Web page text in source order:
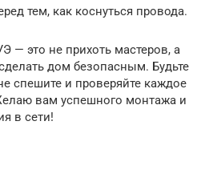
тем, как коснуться провода.
— это не прихоть мастеров, а
дом безопасным. Будьте
спешите и проверяйте каждое
вам успешного монтажа и
в сети!